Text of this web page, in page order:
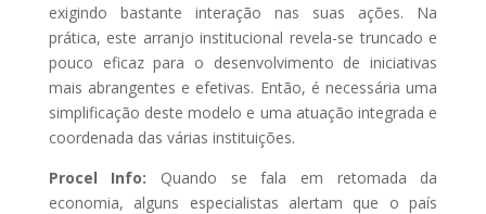
exigindo bastante interação nas suas ações. Na
prática, este arranjo institucional revela-se truncado e
pouco eficaz para o desenvolvimento de iniciativas
mais abrangentes e efetivas. Então, é necessária uma
simplificação deste modelo e uma atuação integrada e
coordenada das várias instituições.
Procel Info: Quando se fala em retomada da
economia, alguns especialistas alertam que o país